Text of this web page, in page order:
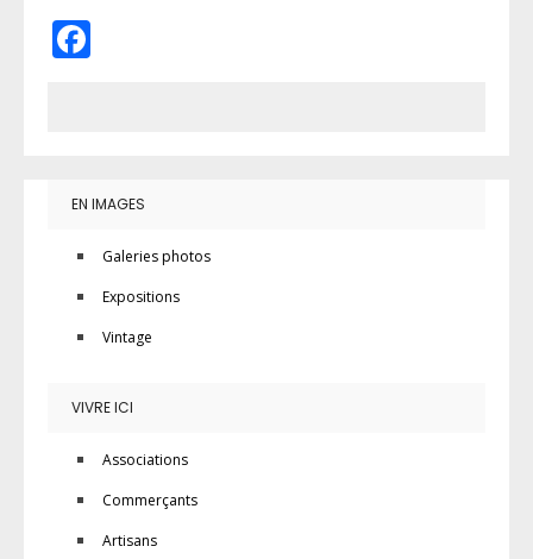
EN IMAGES
Galeries photos
Expositions
Vintage
VIVRE ICI
Associations
Commerçants
Artisans